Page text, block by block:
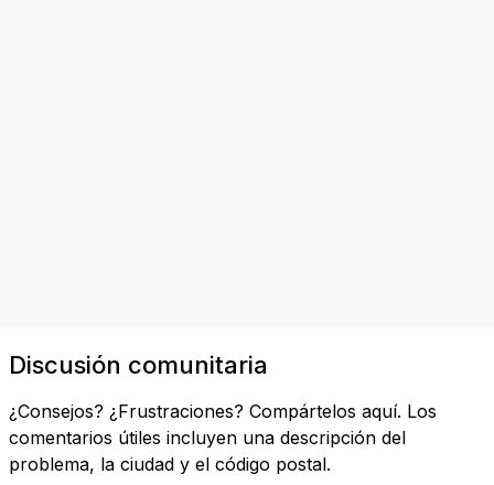
Discusión comunitaria
¿Consejos? ¿Frustraciones? Compártelos aquí. Los
comentarios útiles incluyen una descripción del
problema, la ciudad y el código postal.